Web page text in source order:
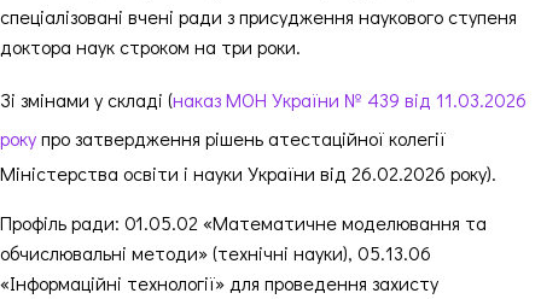
спеціалізовані вчені ради з присудження наукового ступеня
доктора наук строком на три роки.
Зі змінами у складі (наказ МОН України № 439 від 11.03.2026
рокупро затвердження рішень атестаційної колегії
Міністерства освіти і науки України від 26.02.2026 року).
Профіль ради: 01.05.02 «Математичне моделювання та
обчислювальні методи» (технічні науки), 05.13.06
«Інформаційні технології» для проведення захисту